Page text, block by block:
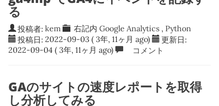
る
投稿者: kem 右記内Google Analytics , Python
投稿日: 2022-09-03 ( 3年, 11ヶ月 ago) 更新日:
2022-09-04 ( 3年, 11ヶ月 ago) コメント
GAのサイトの速度レポートを取得
し分析してみる